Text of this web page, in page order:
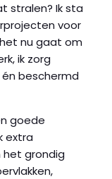
stralen? Ik sta
voor
nu gaat om
ik zorg
beschermd
goede
extra
het grondig